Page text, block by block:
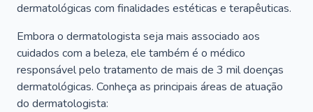
dermatológicas com finalidades estéticas e terapêuticas.
Embora o dermatologista seja mais associado aos
cuidados com a beleza, ele também é o médico
responsável pelo tratamento de mais de 3 mil doenças
dermatológicas. Conheça as principais áreas de atuação
do dermatologista: